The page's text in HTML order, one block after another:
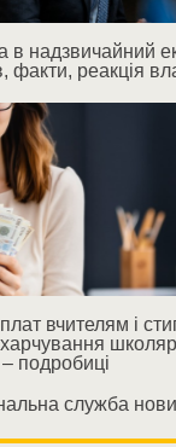
в надзвичайний
факти, реакція
вчителям і
подробиці
служба